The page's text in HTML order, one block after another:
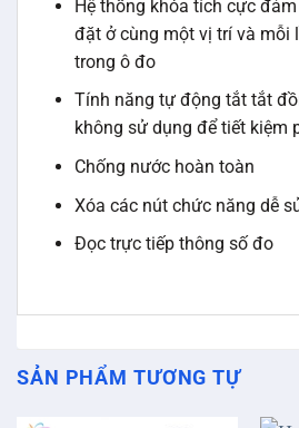
Hệ thống khóa tích cực
đặt ở cùng một vị trí và mỗi
trong ô đo
Tính năng tự động tắt tắt
không sử dụng để tiết kiệm
Chống nước hoàn toàn
Xóa các nút chức năng dễ
Đọc trực tiếp thông số đo
SẢN PHẨM TƯƠNG TỰ